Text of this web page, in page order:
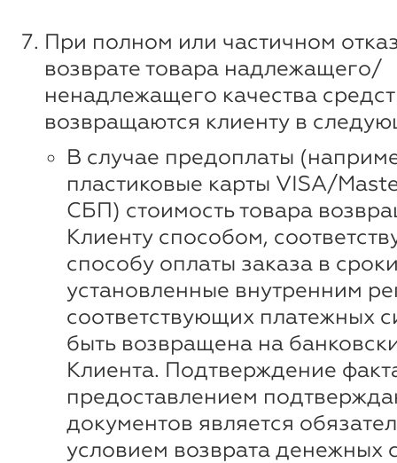
При полном или частичном
возврате товара надлежащего/
ненадлежащего качества
возвращаются клиенту в
В случае предоплаты
пластиковые карты VISA/
СБП) стоимость товара
Клиенту способом,
способу оплаты заказа в
установленные внутренним
соответствующих платежных
быть возвращена на
Клиента. Подтверждение
предоставлением
документов является
условием возврата денежных